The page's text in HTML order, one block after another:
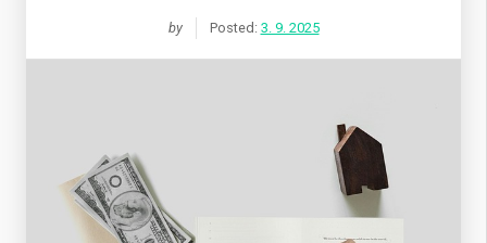
by Posted: 3. 9. 2025